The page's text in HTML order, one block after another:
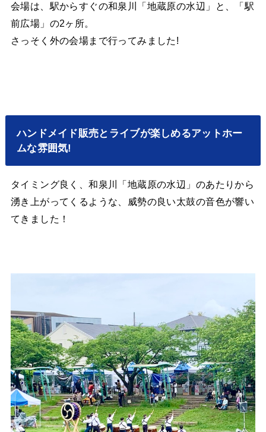
会場は、駅からすぐの和泉川「地蔵原の水辺」と、「駅
前広場」の2ヶ所。
さっそく外の会場まで行ってみました!
ハンドメイド販売とライブが楽しめるアットホー
ムな雰囲気!
タイミング良く、和泉川「地蔵原の水辺」のあたりから
湧き上がってくるような、威勢の良い太鼓の音色が響い
てきました！